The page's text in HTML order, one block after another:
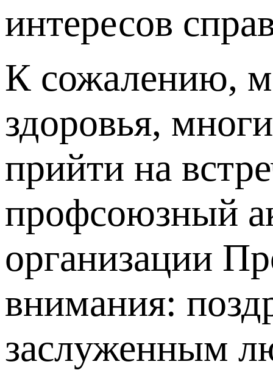
интересов
К сожалению,
здоровья,
прийти на
профсоюзный
организации
внимания:
заслуженным